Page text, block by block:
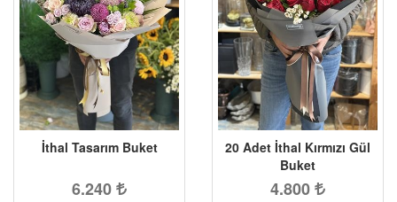
İthal Tasarım Buket
6.240
20 Adet İthal Kırmızı Gül
Buket
4.800